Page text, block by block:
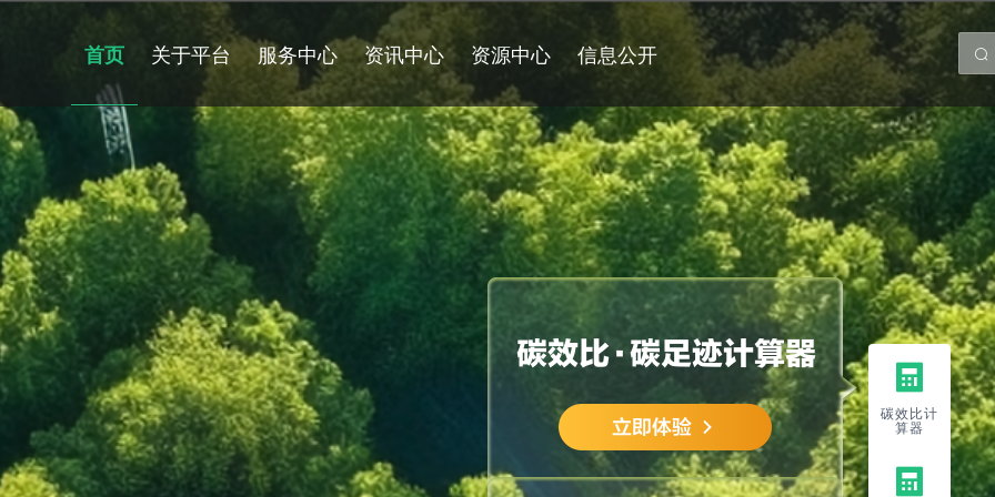
首页 关于平台 服务中心 资讯中心 资源中心 信息公开
碳效比计
算器